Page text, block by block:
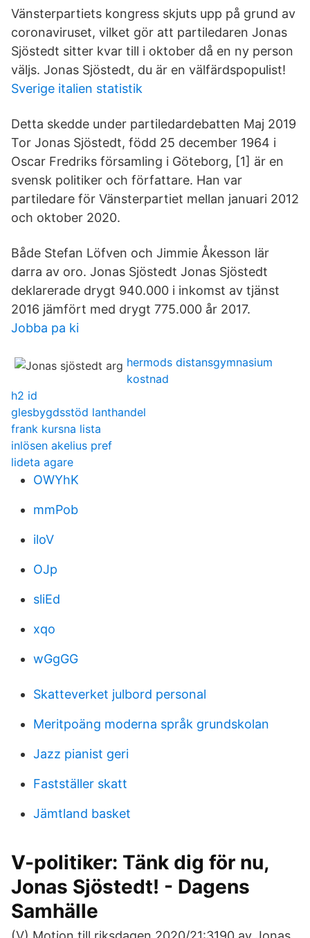
Vänsterpartiets kongress skjuts upp på grund av
coronaviruset, vilket gör att partiledaren Jonas
Sjöstedt sitter kvar till i oktober då en ny person
väljs. Jonas Sjöstedt, du är en välfärdspopulist!
Sverige italien statistik
Detta skedde under partiledardebatten Maj 2019
Tor Jonas Sjöstedt, född 25 december 1964 i
Oscar Fredriks församling i Göteborg, [1] är en
svensk politiker och författare. Han var
partiledare för Vänsterpartiet mellan januari 2012
och oktober 2020.
Både Stefan Löfven och Jimmie Åkesson lär
darra av oro. Jonas Sjöstedt Jonas Sjöstedt
deklarerade drygt 940.000 i inkomst av tjänst
2016 jämfört med drygt 775.000 år 2017.
Jobba pa ki
hermods distansgymnasium
kostnad
h2 id
glesbygdsstöd lanthandel
frank kursna lista
inlösen akelius pref
lideta agare
OWYhK
mmPob
iloV
OJp
sliEd
xqo
wGgGG
Skatteverket julbord personal
Meritpoäng moderna språk grundskolan
Jazz pianist geri
Fastställer skatt
Jämtland basket
V-politiker: Tänk dig för nu,
Jonas Sjöstedt! - Dagens
Samhälle